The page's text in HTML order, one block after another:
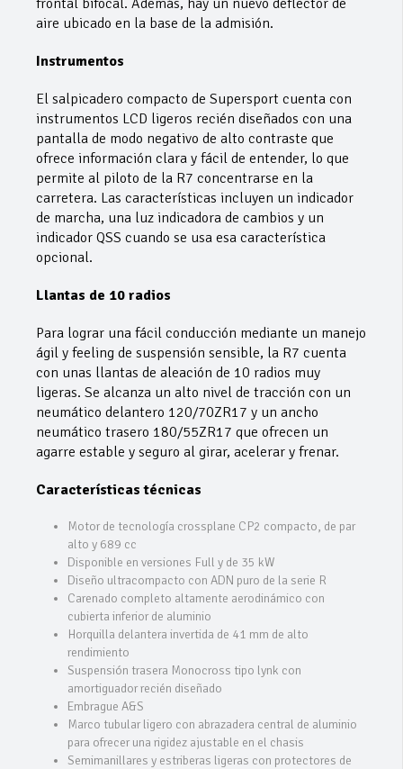
aire ubicado en la base de la admisión.
Instrumentos
El salpicadero compacto de Supersport cuenta con
instrumentos LCD ligeros recién diseñados con una
pantalla de modo negativo de alto contraste que
ofrece información clara y fácil de entender, lo que
permite al piloto de la R7 concentrarse en la
carretera. Las características incluyen un indicador
de marcha, una luz indicadora de cambios y un
indicador QSS cuando se usa esa característica
opcional.
Llantas de 10 radios
Para lograr una fácil conducción mediante un manejo
ágil y feeling de suspensión sensible, la R7 cuenta
con unas llantas de aleación de 10 radios muy
ligeras. Se alcanza un alto nivel de tracción con un
neumático delantero 120/70ZR17 y un ancho
neumático trasero 180/55ZR17 que ofrecen un
agarre estable y seguro al girar, acelerar y frenar.
Características técnicas
Motor de tecnología crossplane CP2 compacto, de par
alto y 689 cc
Disponible en versiones Full y de 35 kW
Diseño ultracompacto con ADN puro de la serie R
Carenado completo altamente aerodinámico con
cubierta inferior de aluminio
Horquilla delantera invertida de 41 mm de alto
rendimiento
Suspensión trasera Monocross tipo lynk con
amortiguador recién diseñado
Embrague A&S
Marco tubular ligero con abrazadera central de aluminio
para ofrecer una rigidez ajustable en el chasis
Semimanillares y estriberas ligeras con protectores de